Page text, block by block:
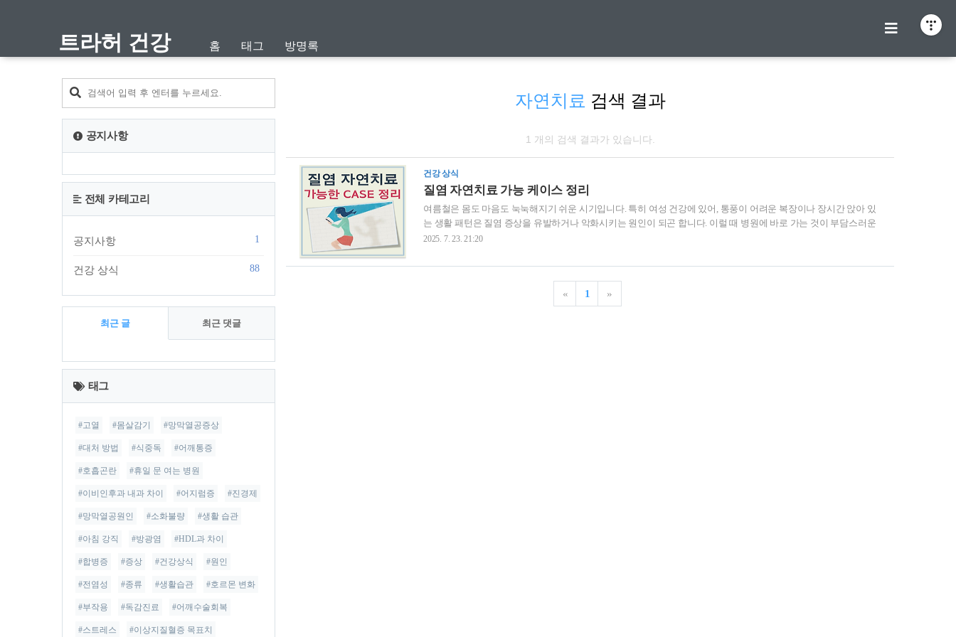
트라허 건강 홈 태그 방명록
자연치료 검색 결과
1 개의 검색 결과가 있습니다.
건강 상식
질염 자연치료 가능 케이스 정리
여름철은 몸도 마음도 눅눅해지기 쉬운 시기입니다. 특히 여성 건강에 있어, 통풍이 어려운 복장이나 장시간 앉아 있
는 생활 패턴은 질염 증상을 유발하거나 악화시키는 원인이 되곤 합니다. 이럴 때 병원에 바로 가는 것이 부담스러운
분들도 많습니다. 그래서 오늘은 질염 자연치료가 가능한 경우와 그 방법들에 대해 이야기해보려 합니다.질염은 누
료가 가능한 상황과 실생활에서 실천할 수 있는 관리법에 대해 정리해보겠습니다.CASE 1: 증상이 가볍고 일시적인
경우질염 자연치료가 고려될 수 있는 첫 번째 조건은 증상이 가볍고 일시적일 때입니다. 예를 들어, 분비물의 양이 약
2025. 7. 23. 21:20
« 1 »
공지사항
전체 카테고리
공지사항 1
건강 상식 88
최근 글 최근 댓글
최
근
글
태그
#고열 #몸살감기 #망막열공증상
#대처 방법 #식중독 #어깨통증
#호흡곤란 #휴일 문 여는 병원
#이비인후과 내과 차이 #어지럼증 #진경제
#망막열공원인 #소화불량 #생활 습관
#아침 강직 #방광염 #HDL과 차이
#합병증 #증상 #건강상식 #원인
#전염성 #종류 #생활습관 #호르몬 변화
#부작용 #독감진료 #어깨수술회복
#스트레스 #이상지질혈증 목표치